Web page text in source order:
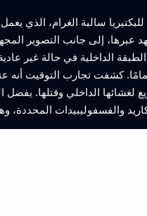
إلى جانب التصوير
كشفت تجارب التوقيت أنه